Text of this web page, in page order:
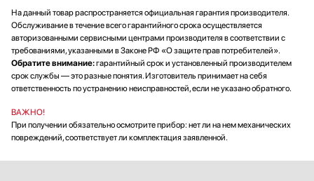
На данный товар распространяется официальная гарантия производителя.
Обслуживание в течение всего гарантийного срока осуществляется
авторизованными сервисными центрами производителя в соответствии с
требованиями, указанными в Законе РФ «О защите прав потребителей».
Обратите внимание:гарантийный срок и установленный производителем
срок службы — это разные понятия. Изготовитель принимает на себя
ответственность по устранению неисправностей, если не указано обратного.
ВАЖНО!
При получении обязательно осмотрите прибор: нет ли на нем механических
повреждений, соответствует ли комплектация заявленной.